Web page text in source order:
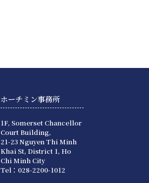
ホーチミン事務所
1F, Somerset Chancellor
Court Building,
21-23 Nguyen Thi Minh
Khai St, District 1, Ho
Chi Minh City
Tel：028-2200-1012